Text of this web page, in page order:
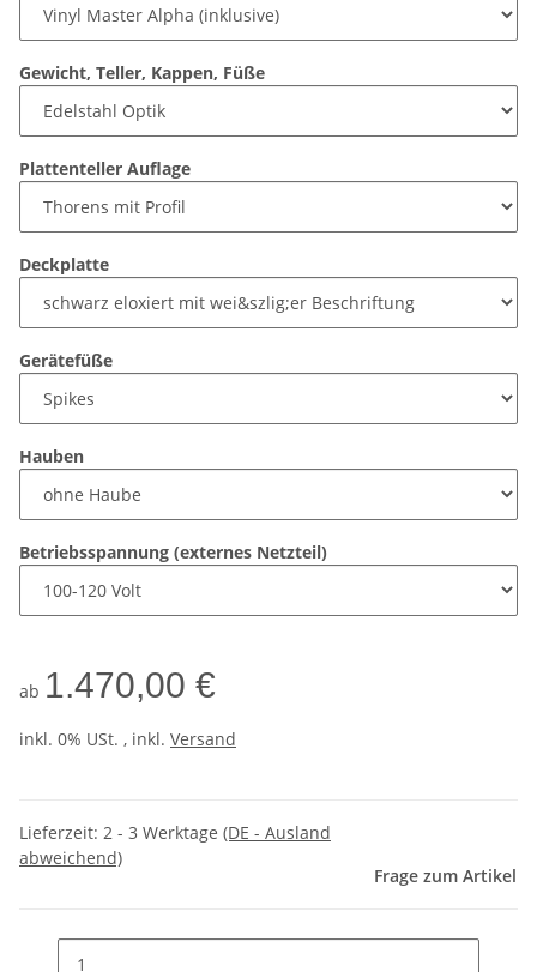
Gewicht, Teller, Kappen, Füße
Plattenteller Auflage
Deckplatte
Gerätefüße
Hauben
Betriebsspannung (externes Netzteil)
ab 1.470,00 €
inkl. 0% USt. , inkl. Versand
Lieferzeit: 2 - 3 Werktage (DE - Ausland
abweichend)
Frage zum Artikel